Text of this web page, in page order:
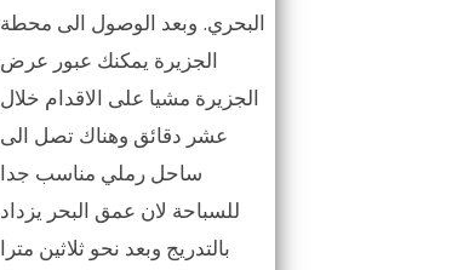
البحري. وبعد الوصول الى محطة
الجزيرة يمكنك عبور عرض
الجزيرة مشيا على الاقدام خلال
عشر دقائق وهناك تصل الى
ساحل رملي مناسب جدا
للسباحة لان عمق البحر يزداد
بالتدريج وبعد نحو ثلاثين مترا